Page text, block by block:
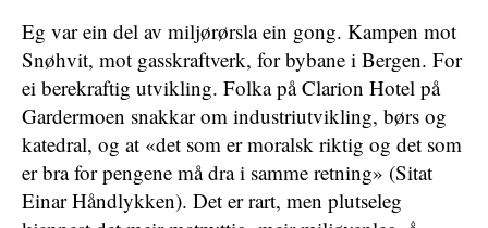
Eg var ein del av miljørørsla ein gong. Kampen mot
Snøhvit, mot gasskraftverk, for bybane i Bergen. For
ei berekraftig utvikling. Folka på Clarion Hotel på
Gardermoen snakkar om industriutvikling, børs og
katedral, og at «det som er moralsk riktig og det som
er bra for pengene må dra i samme retning» (Sitat
Einar Håndlykken). Det er rart, men plutseleg